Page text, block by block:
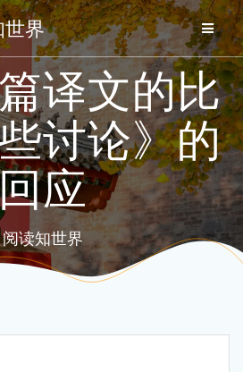
Skip
to
content
界
译文的比
讨论》的
应
阅读知世界